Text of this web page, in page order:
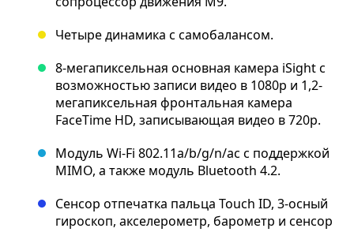
Четыре динамика с самобалансом.
8-мегапиксельная основная камера iSight с
возможностью записи видео в 1080p и 1,2-
мегапиксельная фронтальная камера
FaceTime HD, записывающая видео в 720p.
Модуль Wi-Fi 802.11a/b/g/n/ac с поддержкой
MIMO, а также модуль Bluetooth 4.2.
Сенсор отпечатка пальца Touch ID, 3-осный
гироскоп, акселерометр, барометр и сенсор